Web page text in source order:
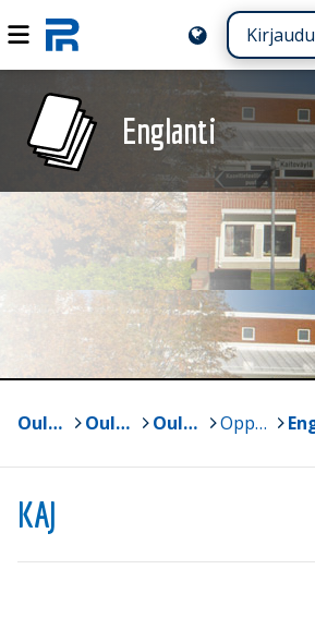
Kirjaudu
Englanti
Oulun yliopisto Oulun normaalikoulun lukio ja perusasteen vs. 7-9 Oulun normaalikoulun lukio Oppiaineet
KAJ